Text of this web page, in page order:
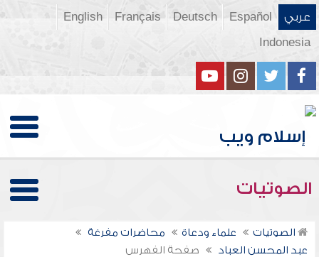
عربي Español
Deutsch
Français
English
Indonesia
الصوتيات
الصوتيات علماء ودعاة
محاضرات مفرغة
عبد المحسن العباد
صفحة الفهرس